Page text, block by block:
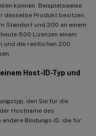
können. Beispielsweise
dasselbe Produkt besitzen.
Standort und 200 an einem
800 Lizenzen einem
und die restlichen 200
Host-ID-Typ und
den Sie für die
Hostname des
Bindungs-ID, die für